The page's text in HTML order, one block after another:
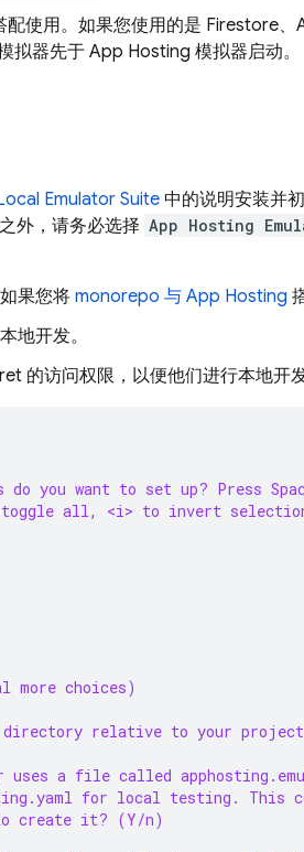
使用。如果您使用的是 Firestore、
拟器先于 App Hosting 模拟器启动。
Emulator Suite 中的说明安装并
外，请务必选择 App Hosting
果您将 monorepo 与 App Hosting
地开发。
的访问权限，以便他们进行本地开发
do you want to set up? Press
all, <i> to invert
more choices)
directory relative to your
uses a file called
for local testing. This
create it? (Y/n)